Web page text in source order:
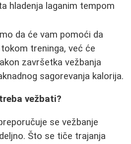
hladenja laganim tempom
da će vam pomoći da
treninga, već će
završetka vežbanja
sagorevanja kalorija.
vežbati?
se vežbanje
Što se tiče trajanja